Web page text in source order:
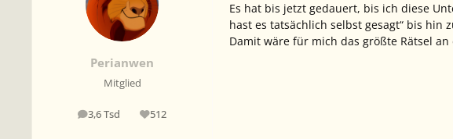
Perianwen
Mitglied
3,6 Tsd
Beiträge 512
Reputation
Es hat bis jetzt gedauert, bis ich diese
hast es tatsächlich selbst gesagt“ bis hin
Damit wäre für mich das größte Rätsel an